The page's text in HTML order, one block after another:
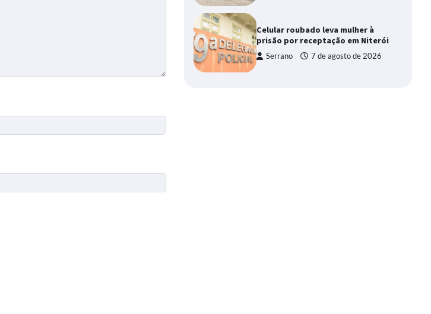
Celular roubado leva mulher à
prisão por receptação em Niterói
Serrano 7 de agosto de 2026